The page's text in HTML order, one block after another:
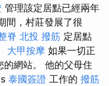
管理該定居點已經兩年
間，村莊發展了很
脊 北投 撥筋 定居點
大甲按摩 如果一切正
的網站。 他的父母住
泰國簽證 工作的 撥筋